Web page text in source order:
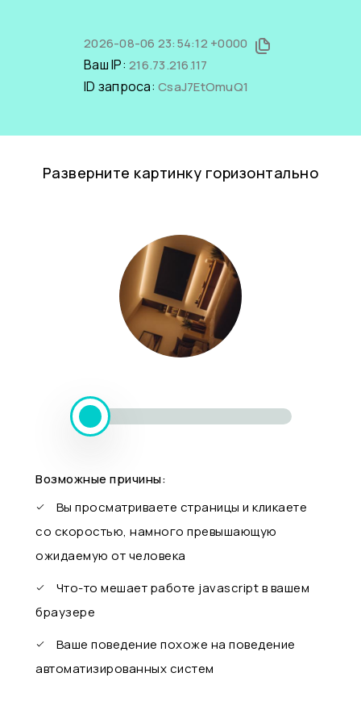
2026-08-06 23:54:12 +0000
Ваш IP: 216.73.216.117
ID запроса: CsaJ7EtOmuQ1
Разверните картинку горизонтально
Возможные причины:
Вы просматриваете страницы и кликаете
со скоростью, намного превышающую
ожидаемую от человека
Что-то мешает работе javascript в вашем
браузере
Ваше поведение похоже на поведение
автоматизированных систем